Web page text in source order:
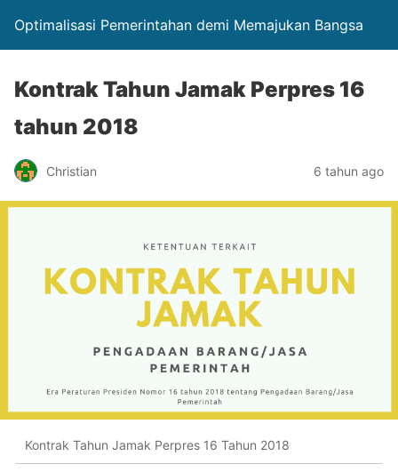
Optimalisasi Pemerintahan demi Memajukan Bangsa
Kontrak Tahun Jamak Perpres 16
tahun 2018
Christian 6 tahun ago
Kontrak Tahun Jamak Perpres 16 Tahun 2018